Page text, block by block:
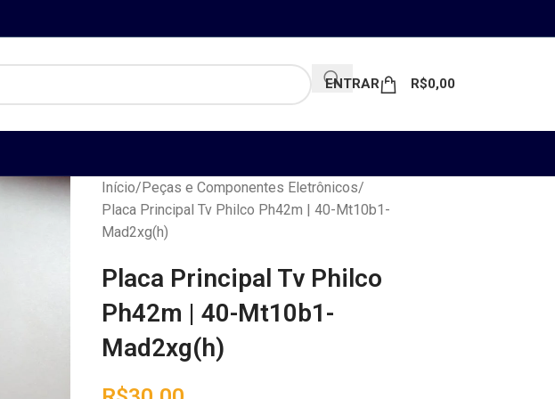
ENTRAR R$0,00
Início Peças e Componentes Eletrônicos
Placa Principal Tv Philco Ph42m | 40-Mt10b1-
Mad2xg(h)
Placa Principal Tv Philco
Ph42m | 40-Mt10b1-
Mad2xg(h)